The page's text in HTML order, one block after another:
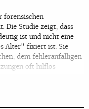
forensischen
Die Studie zeigt, dass
ist und nicht eine
Alter" fixiert ist. Sie
dem fehleranfälligen
oft hilflos